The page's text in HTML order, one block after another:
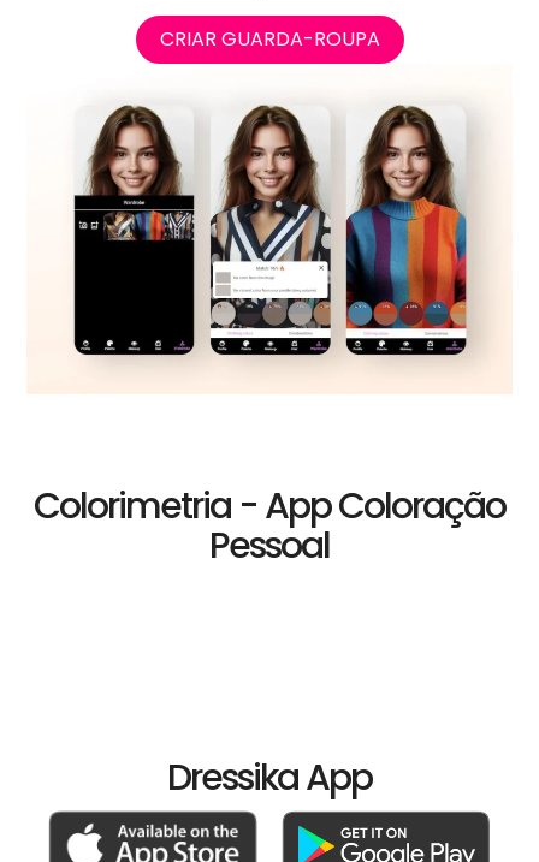
CRIAR GUARDA-ROUPA
Colorimetria - App Coloração
Pessoal
Dressika App